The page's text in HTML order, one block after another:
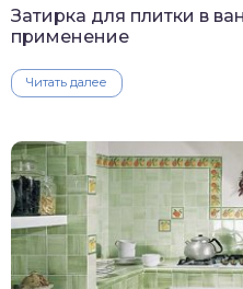
Затирка для плитки в
применение
Читать далее